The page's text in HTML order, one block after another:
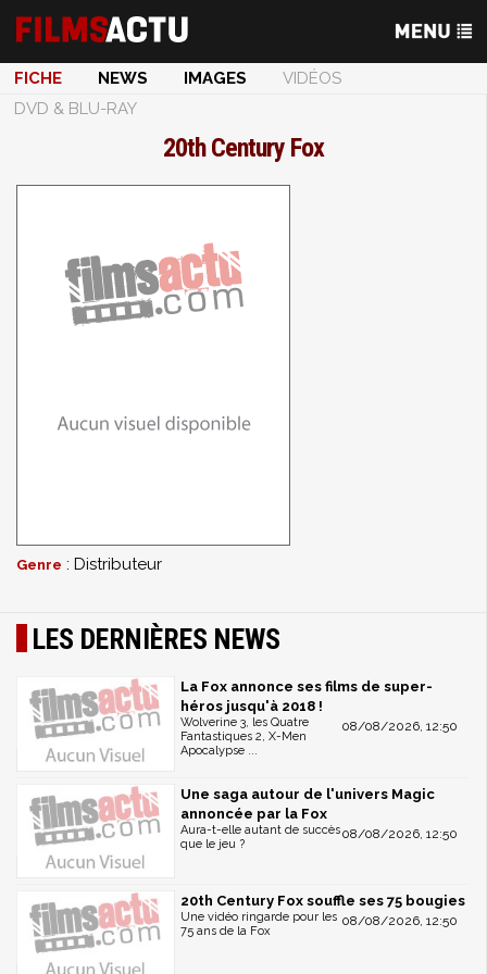
FICHE NEWS IMAGES
VIDÉOS
DVD & BLU-RAY
20th Century Fox
Genre : Distributeur
LES DERNIÈRES NEWS
La Fox annonce ses films de super-
héros jusqu'à 2018 !
08/08/2026, 12:50
Wolverine 3, les Quatre
Fantastiques 2, X-Men
Apocalypse ...
Une saga autour de l'univers Magic
annoncée par la Fox
08/08/2026, 12:50
Aura-t-elle autant de succès
que le jeu ?
20th Century Fox souffle ses 75 bougies
08/08/2026, 12:50
Une vidéo ringarde pour les
75 ans de la Fox